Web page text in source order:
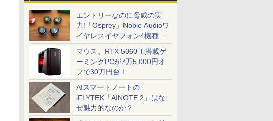
エントリーなのに脅威の実
力!「Osprey」Noble Audioワ
イヤレスイヤフォン4機種を
一気に聴く
マウス、RTX 5060 Ti搭載ゲ
ーミングPCが7万5,000円オ
フで30万円台！
AIスマートノートの
iFLYTEK「AINOTE 2」はな
ぜ魅力的なのか？